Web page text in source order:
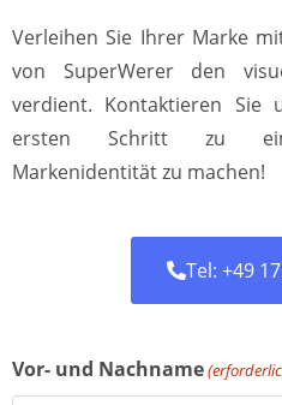
Verleihen Sie Ihrer Marke
von SuperWerer den
verdient. Kontaktieren
ersten Schritt zu
Markenidentität zu machen!
Tel: +49
Vor- und Nachname